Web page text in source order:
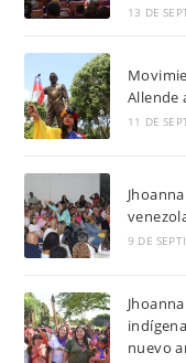
13 DE
Allende
11 DE
9 DE
nuevo